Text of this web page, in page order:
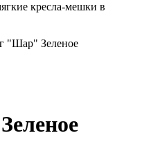
кресла-мешки в
"Шар" Зеленое